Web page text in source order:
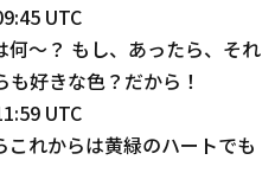
UTC
何〜？ もし、あったら、それ
好きな色？だから！
UTC
れからは黄緑のハートでも